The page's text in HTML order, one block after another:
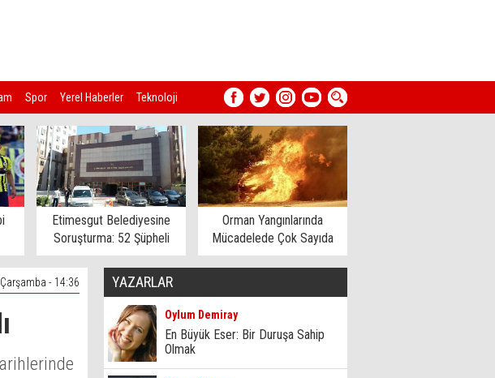
Spor Yerel Haberler Teknoloji
Etimesgut Belediyesine
Soruşturma: 52 Şüpheli
Gözaltına Alındı
Orman Yangınlarında
Mücadelede Çok Sayıda
Ev Tahliye Edildi
- 14:36 YAZARLAR
Oylum Demiray
En Büyük Eser: Bir Duruşa Sahip
Olmak